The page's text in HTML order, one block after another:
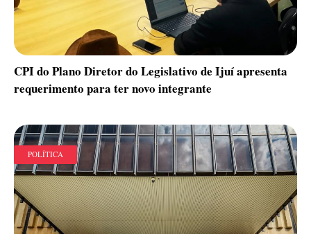
CPI do Plano Diretor do Legislativo de Ijuí apresenta
requerimento para ter novo integrante
POLÍTICA